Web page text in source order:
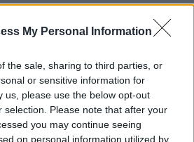
My Personal Information
the sale, sharing to third parties, or
or sensitive information for
us, please use the below opt-out
selection. Please note that after your
you may continue seeing
on personal information utilized by